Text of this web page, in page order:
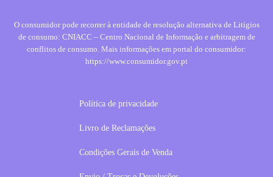
O consumidor pode recorrer à entidade de resolução alternativa de Litígios
de consumo: CNIACC – Centro Nacional de Informação e arbitragem de
conflitos de consumo. Mais informações em portal do consumidor:
https://www.consumidor.gov.pt
Política de privacidade
Livro de Reclamações
Condições Gerais de Venda